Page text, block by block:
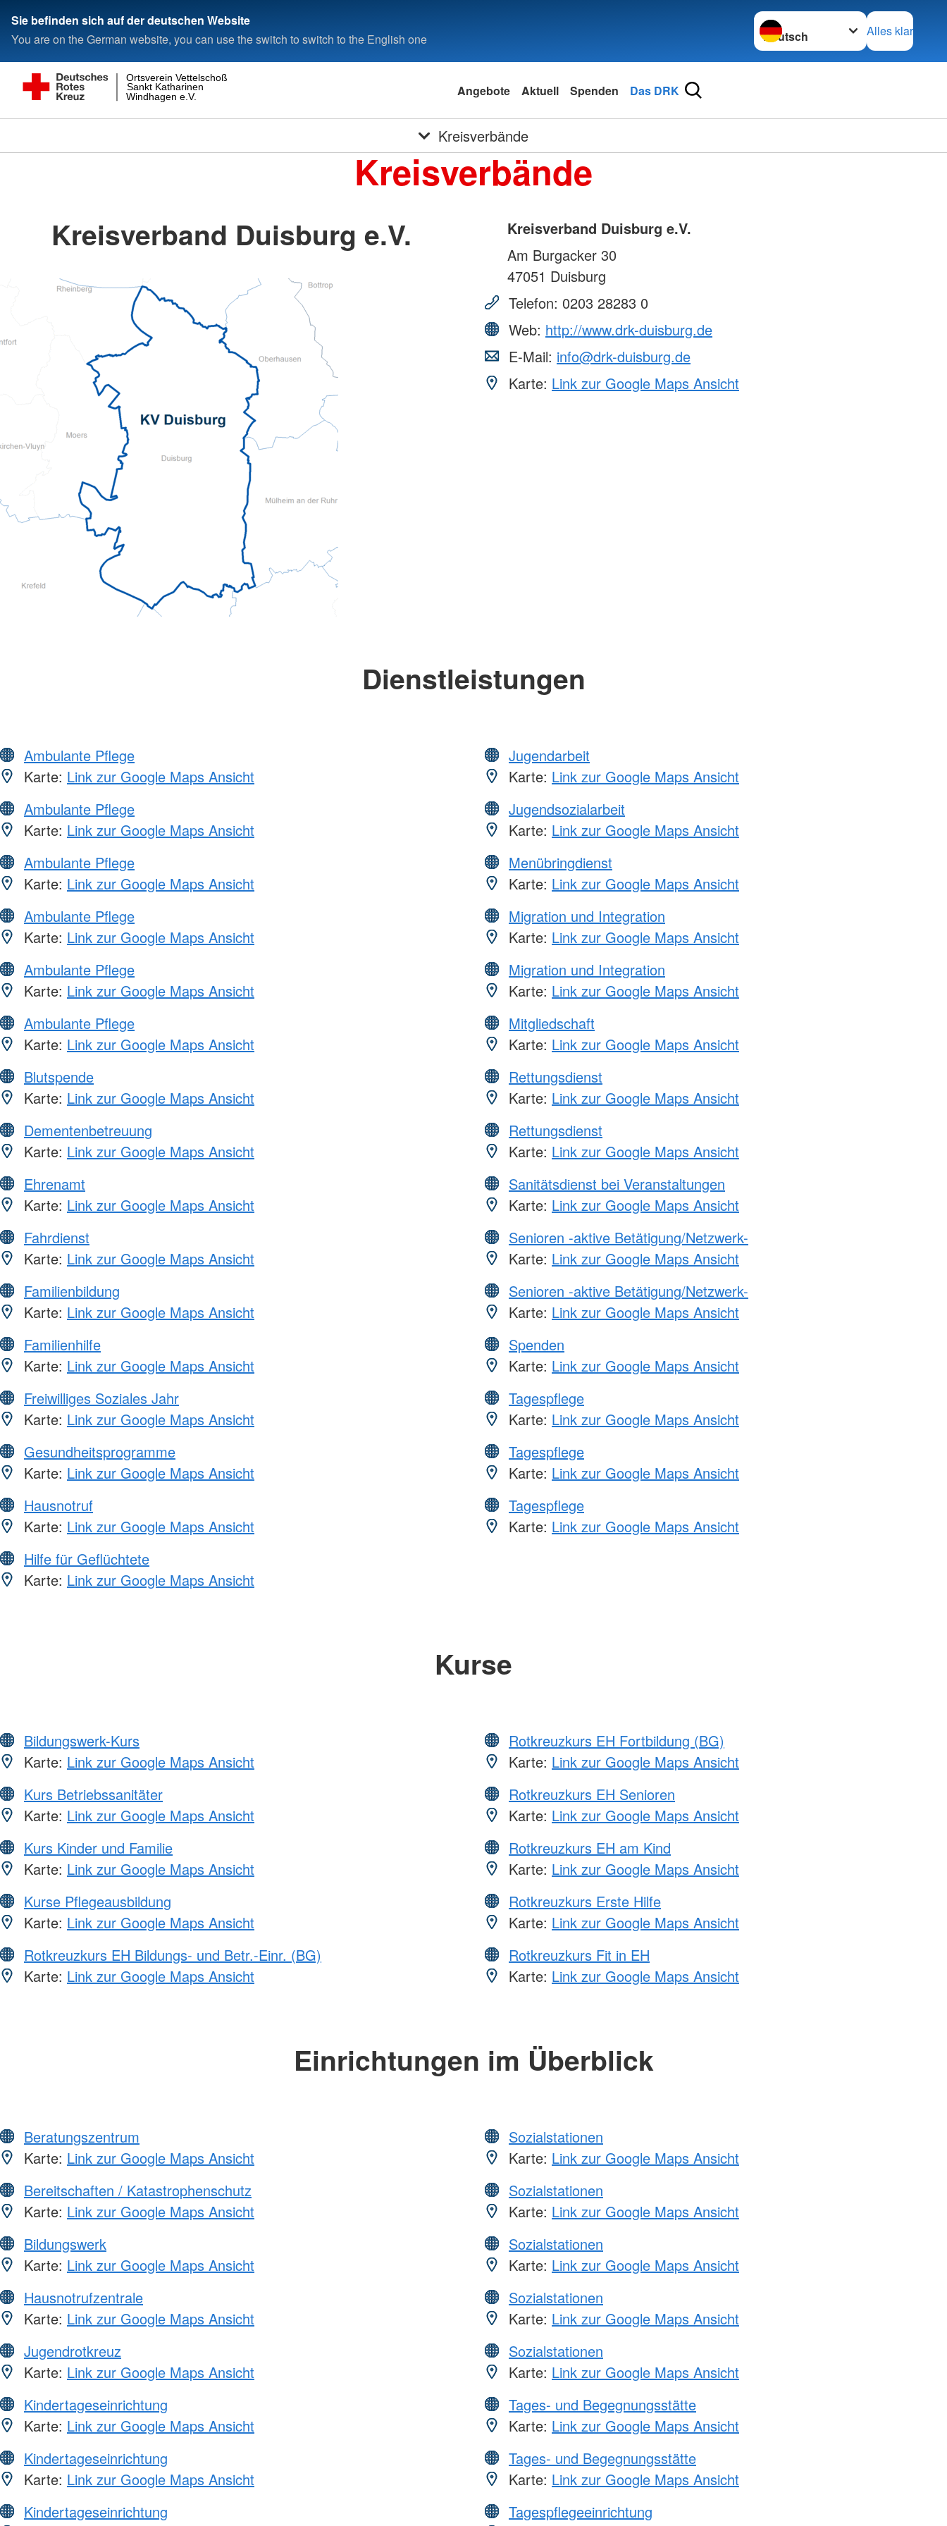
Sie befinden sich auf der deutschen Website
You are on the German website, you can use the switch to switch to the English one
Sprache wechseln zu
Alles klar
Windhagen e.V.
Sankt Katharinen
Ortsverein Vettelschoß
Angebote Aktuell Spenden Das DRK
Kreisverbände
Kreisverbände
Kreisverband Duisburg e.V.
Kreisverband Duisburg e.V.
Am Burgacker 30
47051 Duisburg
Telefon: 0203 28283 0
Web: http://www.drk-duisburg.de
E-Mail: info@drk-duisburg.de
Karte: Link zur Google Maps Ansicht
Dienstleistungen
Ambulante Pflege
Karte: Link zur Google Maps Ansicht
Ambulante Pflege
Karte: Link zur Google Maps Ansicht
Ambulante Pflege
Karte: Link zur Google Maps Ansicht
Ambulante Pflege
Karte: Link zur Google Maps Ansicht
Ambulante Pflege
Karte: Link zur Google Maps Ansicht
Ambulante Pflege
Karte: Link zur Google Maps Ansicht
Blutspende
Karte: Link zur Google Maps Ansicht
Dementenbetreuung
Karte: Link zur Google Maps Ansicht
Ehrenamt
Karte: Link zur Google Maps Ansicht
Fahrdienst
Karte: Link zur Google Maps Ansicht
Familienbildung
Karte: Link zur Google Maps Ansicht
Familienhilfe
Karte: Link zur Google Maps Ansicht
Freiwilliges Soziales Jahr
Karte: Link zur Google Maps Ansicht
Gesundheitsprogramme
Karte: Link zur Google Maps Ansicht
Hausnotruf
Karte: Link zur Google Maps Ansicht
Hilfe für Geflüchtete
Karte: Link zur Google Maps Ansicht
Jugendarbeit
Karte: Link zur Google Maps Ansicht
Jugendsozialarbeit
Karte: Link zur Google Maps Ansicht
Menübringdienst
Karte: Link zur Google Maps Ansicht
Migration und Integration
Karte: Link zur Google Maps Ansicht
Migration und Integration
Karte: Link zur Google Maps Ansicht
Mitgliedschaft
Karte: Link zur Google Maps Ansicht
Rettungsdienst
Karte: Link zur Google Maps Ansicht
Rettungsdienst
Karte: Link zur Google Maps Ansicht
Sanitätsdienst bei Veranstaltungen
Karte: Link zur Google Maps Ansicht
Senioren -aktive Betätigung/Netzwerk-
Karte: Link zur Google Maps Ansicht
Senioren -aktive Betätigung/Netzwerk-
Karte: Link zur Google Maps Ansicht
Spenden
Karte: Link zur Google Maps Ansicht
Tagespflege
Karte: Link zur Google Maps Ansicht
Tagespflege
Karte: Link zur Google Maps Ansicht
Tagespflege
Karte: Link zur Google Maps Ansicht
Kurse
Bildungswerk-Kurs
Karte: Link zur Google Maps Ansicht
Kurs Betriebssanitäter
Karte: Link zur Google Maps Ansicht
Kurs Kinder und Familie
Karte: Link zur Google Maps Ansicht
Kurse Pflegeausbildung
Karte: Link zur Google Maps Ansicht
Rotkreuzkurs EH Bildungs- und Betr.-Einr. (BG)
Karte: Link zur Google Maps Ansicht
Rotkreuzkurs EH Fortbildung (BG)
Karte: Link zur Google Maps Ansicht
Rotkreuzkurs EH Senioren
Karte: Link zur Google Maps Ansicht
Rotkreuzkurs EH am Kind
Karte: Link zur Google Maps Ansicht
Rotkreuzkurs Erste Hilfe
Karte: Link zur Google Maps Ansicht
Rotkreuzkurs Fit in EH
Karte: Link zur Google Maps Ansicht
Einrichtungen im Überblick
Beratungszentrum
Karte: Link zur Google Maps Ansicht
Bereitschaften / Katastrophenschutz
Karte: Link zur Google Maps Ansicht
Bildungswerk
Karte: Link zur Google Maps Ansicht
Hausnotrufzentrale
Karte: Link zur Google Maps Ansicht
Jugendrotkreuz
Karte: Link zur Google Maps Ansicht
Kindertageseinrichtung
Karte: Link zur Google Maps Ansicht
Kindertageseinrichtung
Karte: Link zur Google Maps Ansicht
Kindertageseinrichtung
Sozialstationen
Karte: Link zur Google Maps Ansicht
Sozialstationen
Karte: Link zur Google Maps Ansicht
Sozialstationen
Karte: Link zur Google Maps Ansicht
Sozialstationen
Karte: Link zur Google Maps Ansicht
Sozialstationen
Karte: Link zur Google Maps Ansicht
Tages- und Begegnungsstätte
Karte: Link zur Google Maps Ansicht
Tages- und Begegnungsstätte
Karte: Link zur Google Maps Ansicht
Tagespflegeeinrichtung